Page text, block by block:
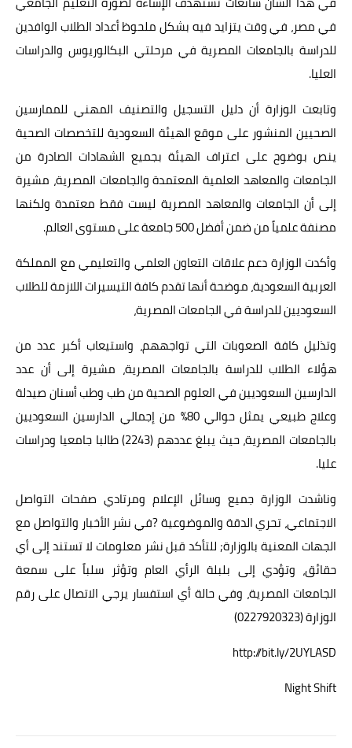
في مصر، في وقت يتزايد فيه بشكل ملحوظ أعداد الطلاب الوافدين
للدراسة بالجامعات المصرية في مرحلتي البكالوريوس والدراسات
العليا.
وتابعت الوزارة أن دليل التسجيل والتصنيف المهني للممارسين
الصحيين المنشور على موقع الهيئة السعودية للتخصصات الصحية
ينص بوضوح على اعتراف الهيئة بجميع الشهادات الصادرة من
الجامعات والمعاهد العلمية المعتمدة والجامعات المصرية، مشيرة
إلى أن الجامعات والمعاهد المصرية ليست فقط معتمدة ولكنها
مصنفة علمياً من ضمن أفضل 500 جامعة على مستوى العالم.
وأكدت الوزارة دعم علاقات التعاون العلمي والتعليمي مع المملكة
العربية السعودية، موضحة أنها تقدم كافة التيسيرات اللازمة للطلاب
السعوديين للدراسة في الجامعات المصرية،
وتذليل كافة الصعوبات التي تواجههم، واستيعاب أكبر عدد من
هؤلاء الطلاب للدراسة بالجامعات المصرية، مشيرة إلى أن عدد
الدارسين السعوديين في العلوم الصحية من طب وطب أسنان صيدلة
وعلاج طبيعي يمثل حوالي 80% من إجمالي الدارسين السعوديين
بالجامعات المصرية، حيث يبلغ عددهم (2243) طالبا جامعيا ودراسات
عليا.
وناشدت الوزارة جميع وسائل الإعلام ومرتادي صفحات التواصل
الاجتماعي، تحري الدقة والموضوعية ?في نشر الأخبار والتواصل مع
الجهات المعنية بالوزارة; للتأكد قبل نشر معلومات لا تستند إلى أي
حقائق، وتؤدي إلى بلبلة الرأي العام وتؤثر سلباً على سمعة
الجامعات المصرية، وفي حالة أي استفسار يرجي الاتصال على رقم
الوزارة (0227920323)
http://bit.ly/2UYLASD
Night Shift